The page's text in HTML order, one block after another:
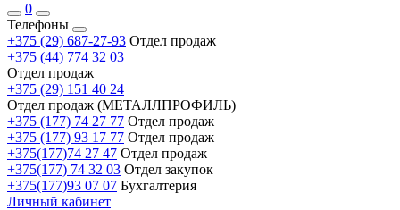
0
Телефоны
+375 (29) 687-27-93 Отдел продаж
+375 (44) 774 32 03
Отдел продаж
+375 (29) 151 40 24
Отдел продаж (МЕТАЛЛПРОФИЛЬ)
+375 (177) 74 27 77 Отдел продаж
+375 (177) 93 17 77 Отдел продаж
+375(177)74 27 47 Отдел продаж
+375(177) 74 32 03 Отдел закупок
+375(177)93 07 07 Бухгалтерия
Личный кабинет